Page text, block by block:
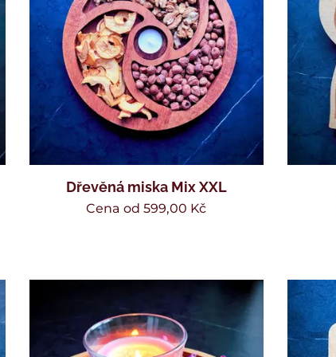
Dřevěná miska Mix XXL
Cena od599,00 Kč